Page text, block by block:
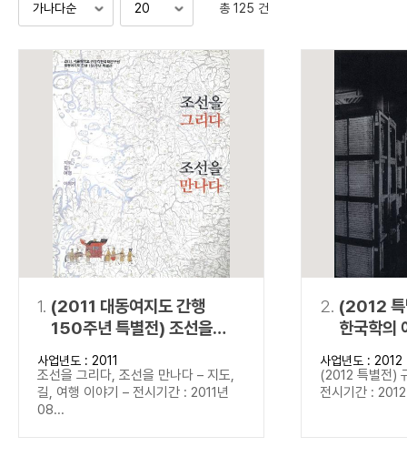
검색 연산자 사용안내
연산자
AND 정조 AND 정약용
“정조”와 “정약
색
OR 정조 OR 정약용 “정조” 또는 “
NOT 정조 NOT 정약용
“정조”가 나온
료를 검색
동시에 여러 개의 연산자를 사용할 수 있습니다.
총 125 건
1. (2011 대동여지도 간행
150주년 특별전) 조선을
그리다, 조선을 만나다
사업년도 : 2011
조선을 그리다, 조선을 만나다 – 지도,
길, 여행 이야기 – 전시기간 : 2011년
08...
2. (2012 특
한국학의
사업년도 : 2012
(2012 특별전)
전시기간 :